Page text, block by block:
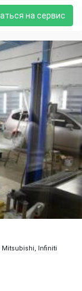
на сервис
Infiniti